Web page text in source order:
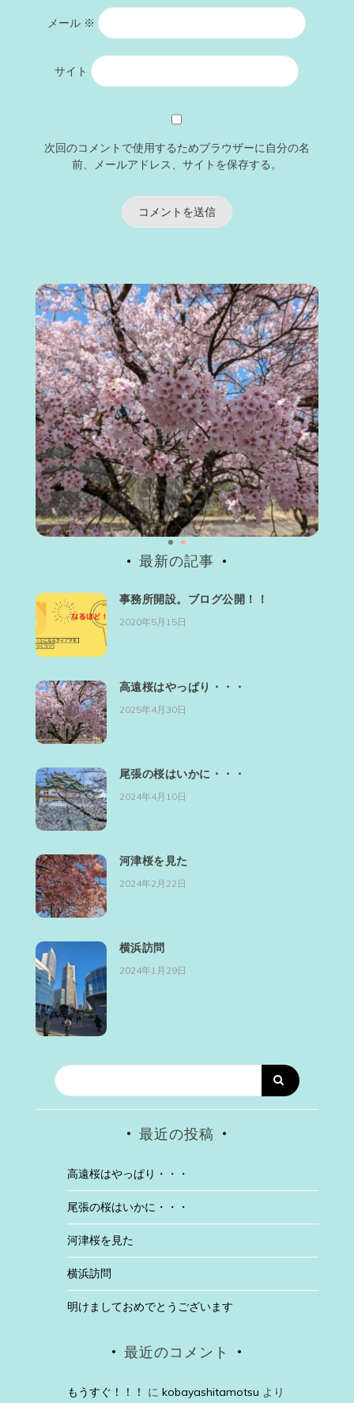
メール ※
サイト
次回のコメントで使用するためブラウザーに自分の名
前、メールアドレス、サイトを保存する。
最新の記事
事務所開設。ブログ公開！！
2020年5月15日
高遠桜はやっぱり・・・
2025年4月30日
尾張の桜はいかに・・・
2024年4月10日
河津桜を見た
2024年2月22日
横浜訪問
2024年1月29日
最近の投稿
高遠桜はやっぱり・・・
尾張の桜はいかに・・・
河津桜を見た
横浜訪問
明けましておめでとうございます
最近のコメント
もうすぐ！！！ に kobayashitamotsu より